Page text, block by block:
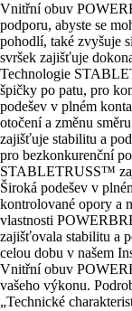
Vnitřní obuv
podporu, abyste se
pohodlí, také zvyšuje
svršek zajišťuje
Technologie
špičky po patu, pro
podešev v plném
otočení a změnu
zajišťuje stabilitu a
pro bezkonkurenční
STABLETRUSS™
Široká podešev v
kontrolované opory a
vlastnosti
zajišťovala stabilitu a
celou dobu v našem
Vnitřní obuv
vašeho výkonu.
„Technické